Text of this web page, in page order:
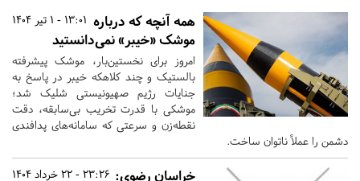
13:01 - 1 تیر 1404 همه آنچه که درباره
موشک «خیبر» نمی‌دانستید
امروز برای نخستین‌بار، موشک پیشرفته
بالستیک و چند کلاهکه‌ خیبر در پاسخ به
جنایات رژیم صهیونیستی شلیک شد؛
موشکی با قدرت تخریب بی‌سابقه، دقت
نقطه‌زن و سرعتی که سامانه‌های پدافندی
دشمن را عملاً ناتوان ساخت.
23:26 - 22 خرداد 1404 خراسان رضوی: